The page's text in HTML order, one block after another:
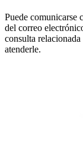
Puede comunicarse
del correo
consulta
atenderle.